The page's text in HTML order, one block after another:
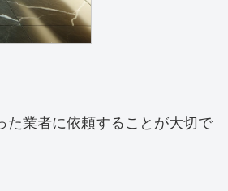
た業者に依頼することが大切で